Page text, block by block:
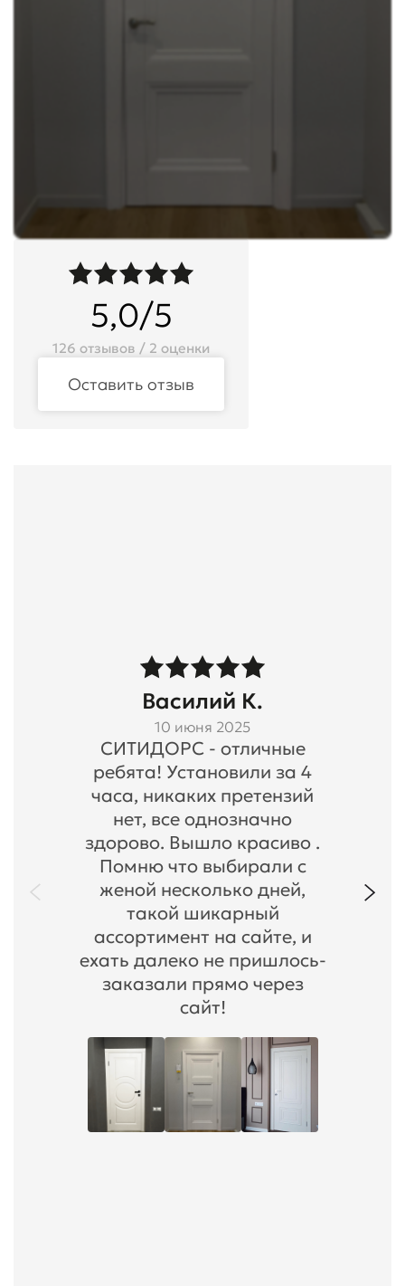
5,0/5
126 отзывов / 2 оценки
Оставить отзыв
Василий К.
10 июня 2025
СИТИДОРС - отличные
ребята! Установили за 4
часа, никаких претензий
нет, все однозначно
здорово. Вышло красиво .
Помню что выбирали с
женой несколько дней,
такой шикарный
ассортимент на сайте, и
ехать далеко не пришлось-
заказали прямо через
сайт!